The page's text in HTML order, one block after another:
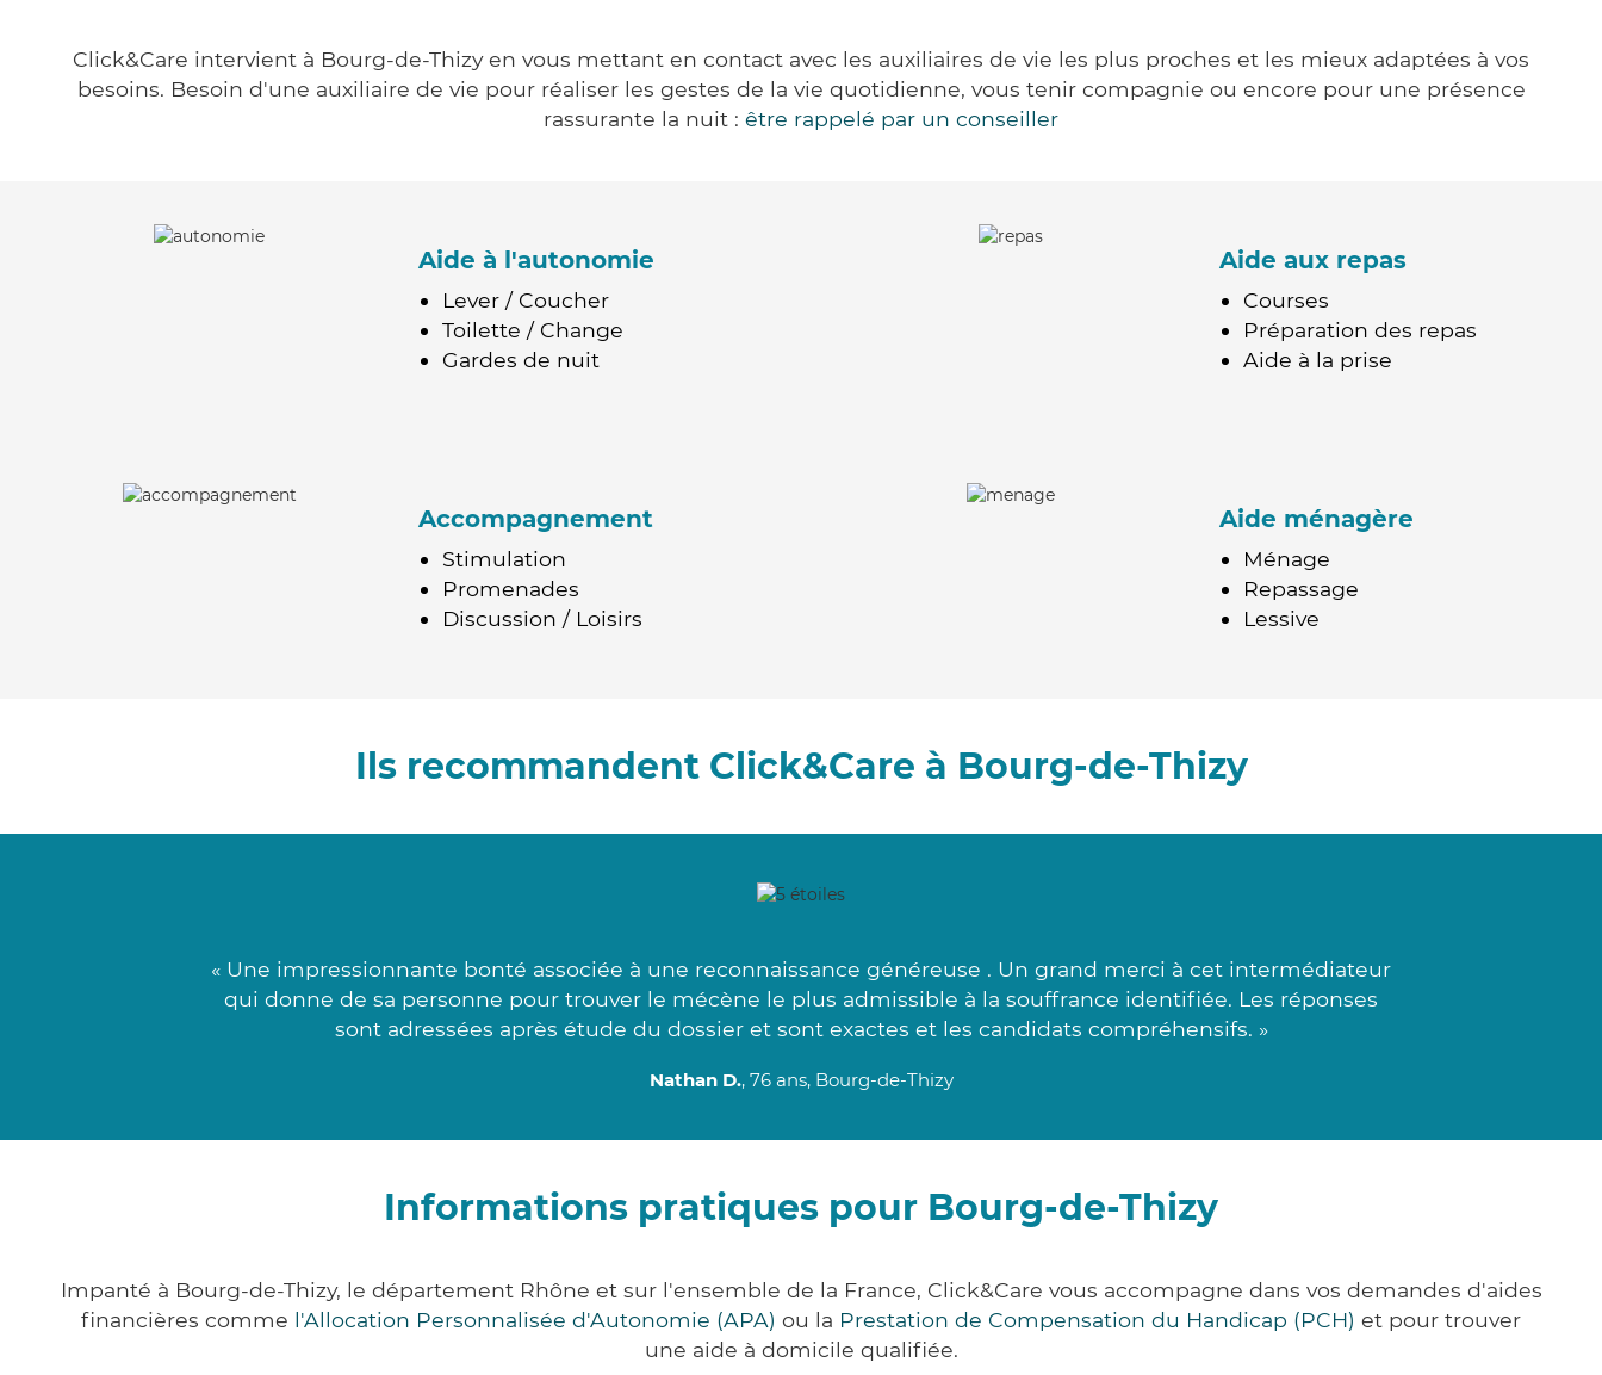
Click&Care intervient à Bourg-de-Thizy en vous mettant en contact avec les auxiliaires de vie les plus proches et les mieux adaptées à vos
besoins. Besoin d'une auxiliaire de vie pour réaliser les gestes de la vie quotidienne, vous tenir compagnie ou encore pour une présence
rassurante la nuit : être rappelé par un conseiller
Aide à l'autonomie
Lever / Coucher
Toilette / Change
Gardes de nuit
Aide aux repas
Courses
Préparation des repas
Aide à la prise
Accompagnement
Stimulation
Promenades
Discussion / Loisirs
Aide ménagère
Ménage
Repassage
Lessive
Ils recommandent Click&Care à Bourg-de-Thizy
« Une impressionnante bonté associée à une reconnaissance généreuse . Un grand merci à cet intermédiateur
qui donne de sa personne pour trouver le mécène le plus admissible à la souffrance identifiée. Les réponses
sont adressées après étude du dossier et sont exactes et les candidats compréhensifs. »
Nathan D., 76 ans, Bourg-de-Thizy
Informations pratiques pour Bourg-de-Thizy
Impanté à Bourg-de-Thizy, le département Rhône et sur l'ensemble de la France, Click&Care vous accompagne dans vos demandes d'aides
financières comme l'Allocation Personnalisée d'Autonomie (APA) ou la Prestation de Compensation du Handicap (PCH) et pour trouver
une aide à domicile qualifiée.